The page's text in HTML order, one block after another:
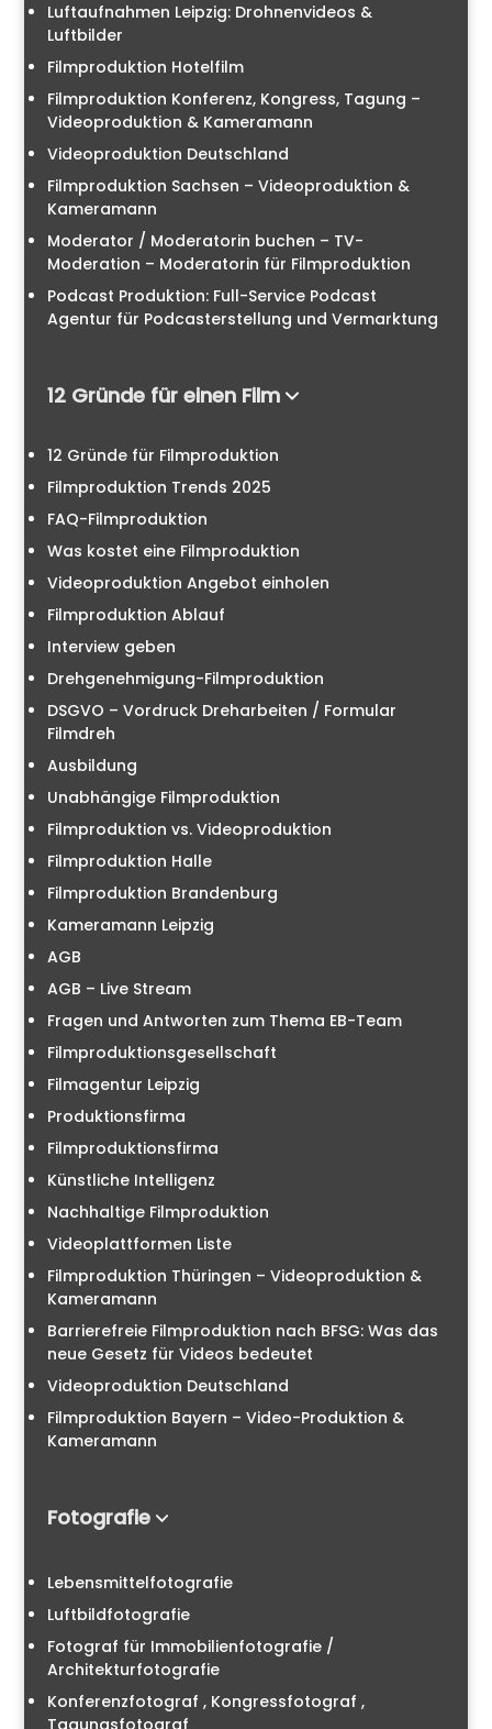
Luftaufnahmen Leipzig: Drohnenvideos &
Luftbilder
Filmproduktion Hotelfilm
Filmproduktion Konferenz, Kongress, Tagung –
Videoproduktion & Kameramann
Videoproduktion Deutschland
Filmproduktion Sachsen – Videoproduktion &
Kameramann
Moderator / Moderatorin buchen – TV-
Moderation – Moderatorin für Filmproduktion
Podcast Produktion: Full-Service Podcast
Agentur für Podcasterstellung und Vermarktung
12 Gründe für einen Film
12 Gründe für Filmproduktion
Filmproduktion Trends 2025
FAQ-Filmproduktion
Was kostet eine Filmproduktion
Videoproduktion Angebot einholen
Filmproduktion Ablauf
Interview geben
Drehgenehmigung-Filmproduktion
DSGVO – Vordruck Dreharbeiten / Formular
Filmdreh
Ausbildung
Unabhängige Filmproduktion
Filmproduktion vs. Videoproduktion
Filmproduktion Halle
Filmproduktion Brandenburg
Kameramann Leipzig
AGB
AGB – Live Stream
Fragen und Antworten zum Thema EB-Team
Filmproduktionsgesellschaft
Filmagentur Leipzig
Produktionsfirma
Filmproduktionsfirma
Künstliche Intelligenz
Nachhaltige Filmproduktion
Videoplattformen Liste
Filmproduktion Thüringen – Videoproduktion &
Kameramann
Barrierefreie Filmproduktion nach BFSG: Was das
neue Gesetz für Videos bedeutet
Videoproduktion Deutschland
Filmproduktion Bayern – Video-Produktion &
Kameramann
Fotografie
Lebensmittelfotografie
Luftbildfotografie
Fotograf für Immobilienfotografie /
Architekturfotografie
Konferenzfotograf , Kongressfotograf ,
Tagungsfotograf